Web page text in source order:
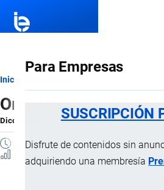
Para Empresas
SUSCRIPCIÓN
Disfrute de contenidos sin
adquiriendo una membresía
Ruta
de
navegación
Inicio
Omisión
Diccionario porImportaciones …, 8
1 MINUTO